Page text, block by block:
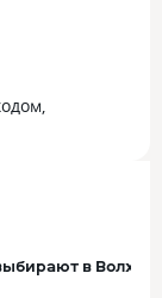
в Волхове